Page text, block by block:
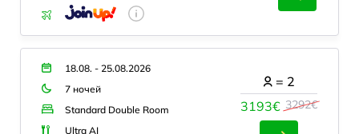
18.08. - 25.08.2026
7 ночей
Standard Double Room
Ultra AI
3193€ 3292€
= 2